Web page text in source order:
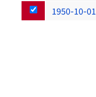
1950-10-01